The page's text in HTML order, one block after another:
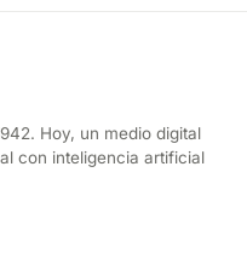
Hoy, un medio digital
con inteligencia artificial